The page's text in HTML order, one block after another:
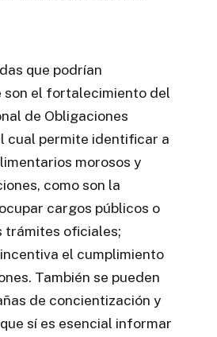
que podrían
son el fortalecimiento del
de Obligaciones
cual permite identificar a
morosos y
como son la
cargos públicos o
trámites oficiales;
el cumplimiento
También se pueden
de concientización y
sí es esencial informar